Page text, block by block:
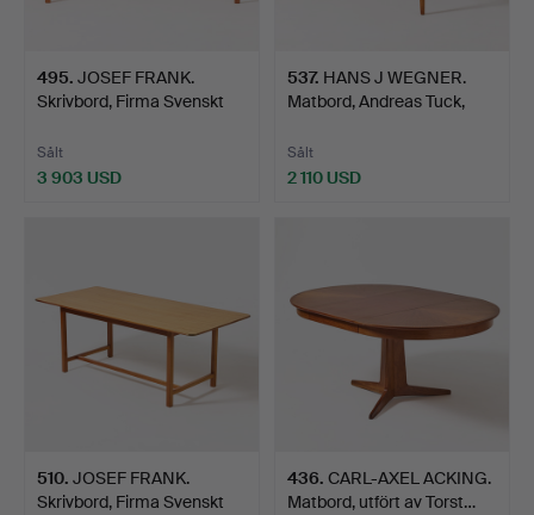
495. JOSEF FRANK.
Skrivbord, Firma Svenskt
Sålt
3 903 USD
537. HANS J WEGNER.
Matbord, Andreas Tuck,
Sålt
2 110 USD
510. JOSEF FRANK.
Skrivbord, Firma Svenskt
436. CARL-AXEL ACKING.
Matbord, utfört av Torst…